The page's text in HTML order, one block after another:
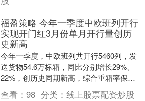
福盈策略 今年一季度中欧班列开行
实现开门红3月份单月开行量创历
史新高
今年一季度，中欧班列共开行5460列，发
送货物54.6万标箱，同比分别增长29%、
22%，创历史同期新高，综合重箱率保持
100%，实现“十五五”开局之年首季开门....
查看： 98 分类： 线上股票配资炒股